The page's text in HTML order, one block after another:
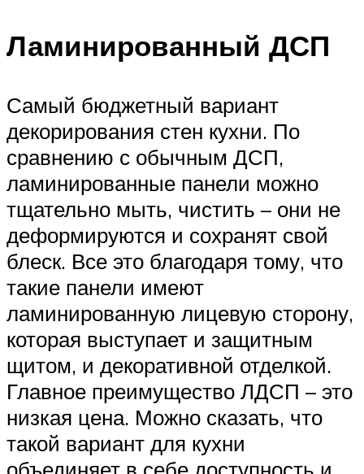
Ламинированный ДСП
Самый бюджетный вариант
декорирования стен кухни. По
сравнению с обычным ДСП,
ламинированные панели можно
тщательно мыть, чистить – они не
деформируются и сохранят свой
блеск. Все это благодаря тому, что
такие панели имеют
ламинированную лицевую сторону,
которая выступает и защитным
щитом, и декоративной отделкой.
Главное преимущество ЛДСП – это
низкая цена. Можно сказать, что
такой вариант для кухни